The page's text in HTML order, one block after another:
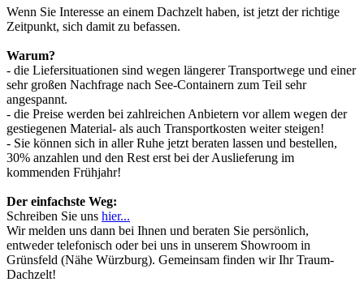
Wenn Sie Interesse an einem Dachzelt haben, ist jetzt der richtige
Zeitpunkt, sich damit zu befassen.
Warum?
- die Liefersituationen sind wegen längerer Transportwege und einer
sehr großen Nachfrage nach See-Containern zum Teil sehr
angespannt.
- die Preise werden bei zahlreichen Anbietern vor allem wegen der
gestiegenen Material- als auch Transportkosten weiter steigen!
- Sie können sich in aller Ruhe jetzt beraten lassen und bestellen,
30% anzahlen und den Rest erst bei der Auslieferung im
kommenden Frühjahr!
Der einfachste Weg:
Schreiben Sie uns hier...
Wir melden uns dann bei Ihnen und beraten Sie persönlich,
entweder telefonisch oder bei uns in unserem Showroom in
Grünsfeld (Nähe Würzburg). Gemeinsam finden wir Ihr Traum-
Dachzelt!